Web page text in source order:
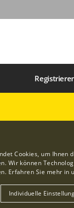
Cookies, um
Wir können
Erfahren Sie mehr in
Individuelle